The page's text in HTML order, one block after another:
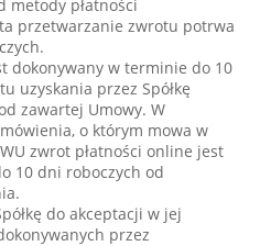
metody płatności
przetwarzanie zwrotu potrwa
dokonywany w terminie do 10
uzyskania przez Spółkę
zawartej Umowy. W
o którym mowa w
zwrot płatności online jest
10 dni roboczych od
do akceptacji w jej
przez